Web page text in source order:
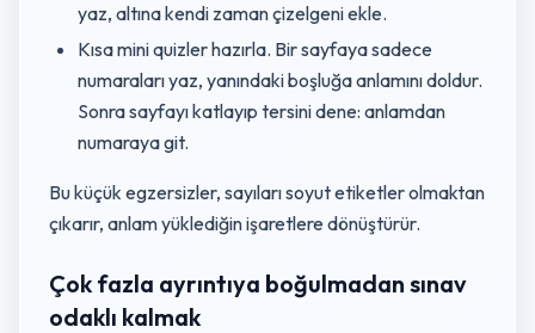
yaz, altına kendi zaman çizelgeni ekle.
Kısa mini quizler hazırla. Bir sayfaya sadece
numaraları yaz, yanındaki boşluğa anlamını doldur.
Sonra sayfayı katlayıp tersini dene: anlamdan
numaraya git.
Bu küçük egzersizler, sayıları soyut etiketler olmaktan
çıkarır, anlam yüklediğin işaretlere dönüştürür.
Çok fazla ayrıntıya boğulmadan sınav
odaklı kalmak